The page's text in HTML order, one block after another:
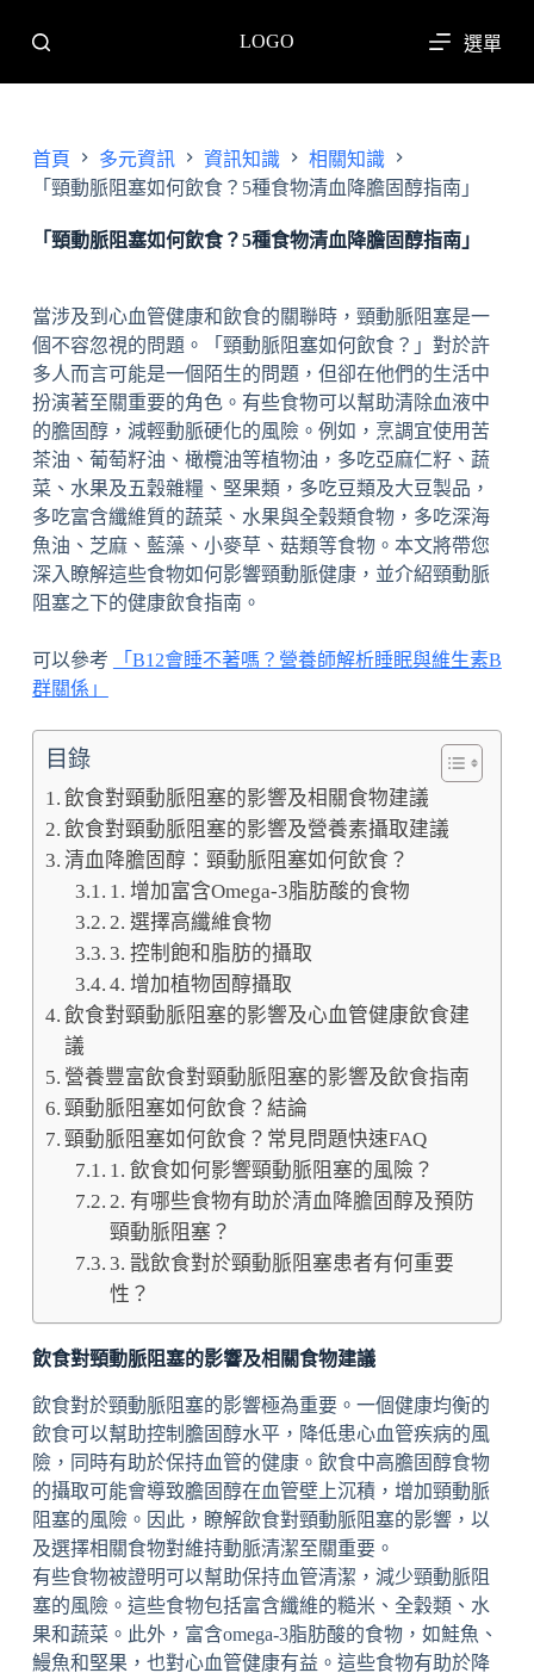
至
主
容
LOGO 選單
首頁 多元資訊 資訊知識
相關知識
「頸動脈阻塞如何飲食？5種食物清血降膽固醇指南」
「頸動脈阻塞如何飲食？5種食物清血降膽固醇指南」
當涉及到心血管健康和飲食的關聯時，頸動脈阻塞是一
個不容忽視的問題。「頸動脈阻塞如何飲食？」對於許
多人而言可能是一個陌生的問題，但卻在他們的生活中
扮演著至關重要的角色。有些食物可以幫助清除血液中
的膽固醇，減輕動脈硬化的風險。例如，烹調宜使用苦
茶油、葡萄籽油、橄欖油等植物油，多吃亞麻仁籽、蔬
菜、水果及五穀雜糧、堅果類，多吃豆類及大豆製品，
多吃富含纖維質的蔬菜、水果與全穀類食物，多吃深海
魚油、芝麻、藍藻、小麥草、菇類等食物。本文將帶您
深入瞭解這些食物如何影響頸動脈健康，並介紹頸動脈
阻塞之下的健康飲食指南。
可以參考
「B12會睡不著嗎？營養師解析睡眠與維生素B
群關係」
目錄
飲食對頸動脈阻塞的影響及相關食物建議
飲食對頸動脈阻塞的影響及營養素攝取建議
清血降膽固醇：頸動脈阻塞如何飲食？
1. 增加富含Omega-3脂肪酸的食物
2. 選擇高纖維食物
3. 控制飽和脂肪的攝取
4. 增加植物固醇攝取
飲食對頸動脈阻塞的影響及心血管健康飲食建
議
營養豐富飲食對頸動脈阻塞的影響及飲食指南
頸動脈阻塞如何飲食？結論
頸動脈阻塞如何飲食？常見問題快速FAQ
1. 飲食如何影響頸動脈阻塞的風險？
2. 有哪些食物有助於清血降膽固醇及預防
頸動脈阻塞？
3. 戩飲食對於頸動脈阻塞患者有何重要
性？
飲食對頸動脈阻塞的影響及相關食物建議
飲食對於頸動脈阻塞的影響極為重要。一個健康均衡的
飲食可以幫助控制膽固醇水平，降低患心血管疾病的風
險，同時有助於保持血管的健康。飲食中高膽固醇食物
的攝取可能會導致膽固醇在血管壁上沉積，增加頸動脈
阻塞的風險。因此，瞭解飲食對頸動脈阻塞的影響，以
及選擇相關食物對維持動脈清潔至關重要。
有些食物被證明可以幫助保持血管清潔，減少頸動脈阻
塞的風險。這些食物包括富含纖維的糙米、全穀類、水
果和蔬菜。此外，富含omega-3脂肪酸的食物，如鮭魚、
鰻魚和堅果，也對心血管健康有益。這些食物有助於降